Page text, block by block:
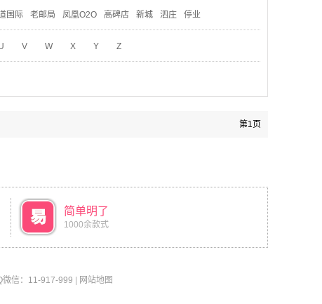
国际 老邮局 凤凰O2O 高碑店 新城 泗庄 停业
V W X Y Z
第1页
简单明了
1000余款式
微信：11-917-999
网站地图